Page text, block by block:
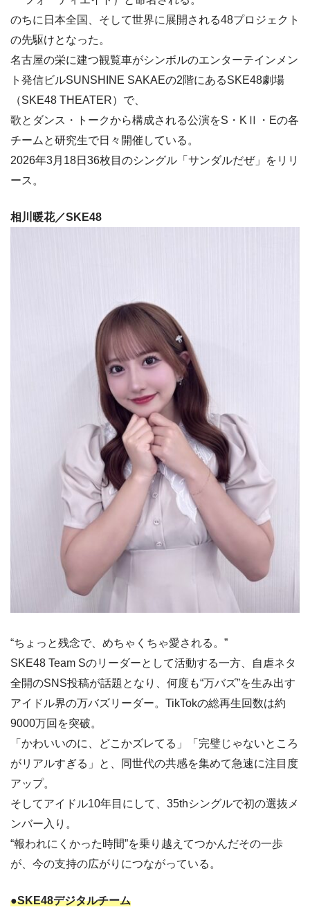
のちに日本全国、そして世界に展開される48プロジェクト
の先駆けとなった。
名古屋の栄に建つ観覧車がシンボルのエンターテインメン
ト発信ビルSUNSHINE SAKAEの2階にあるSKE48劇場
（SKE48 THEATER）で、
歌とダンス・トークから構成される公演をS・KⅡ・Eの各
チームと研究生で日々開催している。
2026年3月18日36枚目のシングル「サンダルだぜ」をリリ
ース。
相川暖花／SKE48
“ちょっと残念で、めちゃくちゃ愛される。”
SKE48 Team Sのリーダーとして活動する一方、自虐ネタ
全開のSNS投稿が話題となり、何度も“万バズ”を生み出す
アイドル界の万バズリーダー。TikTokの総再生回数は約
9000万回を突破。
「かわいいのに、どこかズレてる」「完璧じゃないところ
がリアルすぎる」と、同世代の共感を集めて急速に注目度
アップ。
そしてアイドル10年目にして、35thシングルで初の選抜メ
ンバー入り。
“報われにくかった時間”を乗り越えてつかんだその一歩
が、今の支持の広がりにつながっている。
●SKE48デジタルチーム